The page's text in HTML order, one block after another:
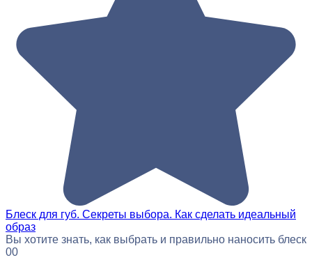
Блеск для губ. Секреты выбора. Как сделать идеальный
образ
Вы хотите знать, как выбрать и правильно наносить блеск
00